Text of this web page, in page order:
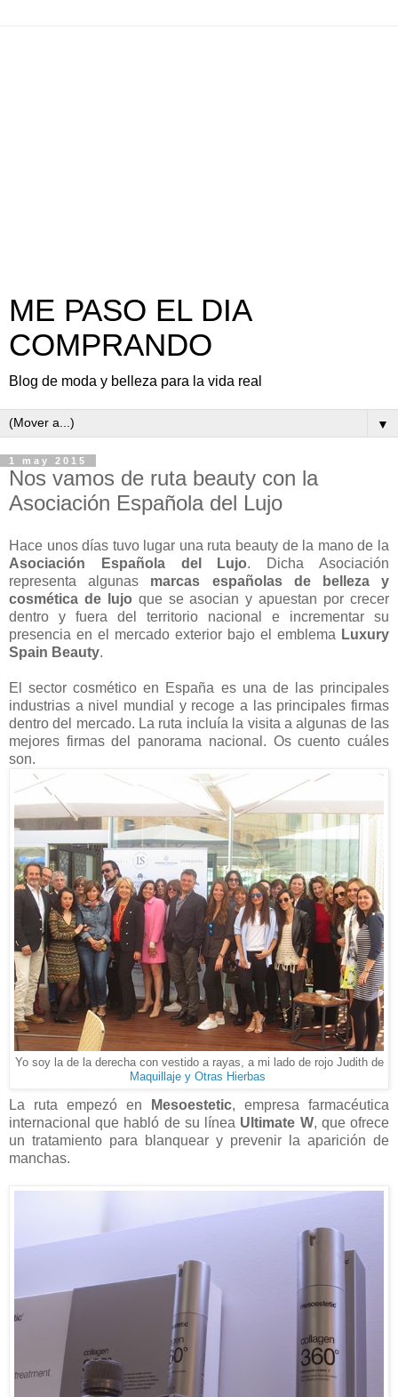
ME PASO EL DIA
COMPRANDO
Blog de moda y belleza para la vida real
▼
1 may 2015
Nos vamos de ruta beauty con la
Asociación Española del Lujo
Hace unos días tuvo lugar una ruta beauty de la mano de la
Asociación Española del Lujo. Dicha Asociación
representa algunas marcas españolas de belleza y
cosmética de lujo que se asocian y apuestan por crecer
dentro y fuera del territorio nacional e incrementar su
presencia en el mercado exterior bajo el emblema Luxury
Spain Beauty.
El sector cosmético en España es una de las principales
industrias a nivel mundial y recoge a las principales firmas
dentro del mercado. La ruta incluía la visita a algunas de las
mejores firmas del panorama nacional. Os cuento cuáles
son.
Yo soy la de la derecha con vestido a rayas, a mi lado de rojo Judith de
Maquillaje y Otras Hierbas
La ruta empezó en Mesoestetic, empresa farmacéutica
internacional que habló de su línea Ultimate W, que ofrece
un tratamiento para blanquear y prevenir la aparición de
manchas.